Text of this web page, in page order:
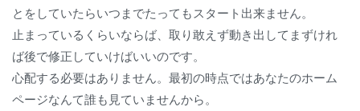
とをしていたらいつまでたってもスタート出来ません。
止まっているくらいならば、取り敢えず動き出してまずけれ
ば後で修正していけばいいのです。
心配する必要はありません。最初の時点ではあなたのホーム
ページなんて誰も見ていませんから。